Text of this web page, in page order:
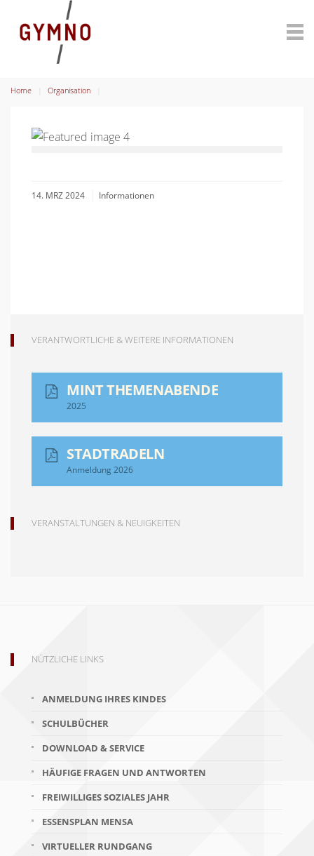
Home Organisation
14. MRZ 2024 Informationen
VERANTWORTLICHE & WEITERE INFORMATIONEN
MINT THEMENABENDE
2025
STADTRADELN
Anmeldung 2026
VERANSTALTUNGEN & NEUIGKEITEN
NÜTZLICHE LINKS
ANMELDUNG IHRES KINDES
SCHULBÜCHER
DOWNLOAD & SERVICE
HÄUFIGE FRAGEN UND ANTWORTEN
FREIWILLIGES SOZIALES JAHR
ESSENSPLAN MENSA
VIRTUELLER RUNDGANG